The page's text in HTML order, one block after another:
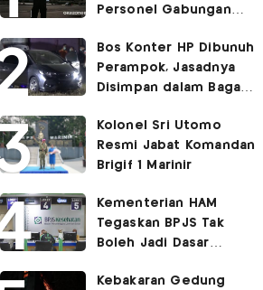
Personel Gabungan
Bos Konter HP Dibunuh
Perampok, Jasadnya
Disimpan dalam Bagasi
Kolonel Sri Utomo
Resmi Jabat Komandan
Brigif 1 Marinir
Kementerian HAM
Tegaskan BPJS Tak
Boleh Jadi Dasar
Layanan Kesehatan
Kebakaran Gedung